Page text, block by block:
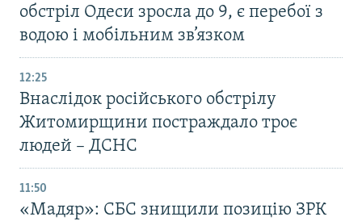
обстріл Одеси зросла до 9, є перебої з
водою і мобільним зв’язком
12:25
Внаслідок російського обстрілу
Житомирщини постраждало троє
людей – ДСНС
11:50
«Мадяр»: СБС знищили позицію ЗРК